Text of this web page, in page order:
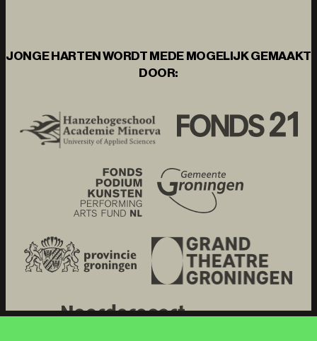
JONGE HARTEN WORDT MEDE MOGELIJK GEMAAKT
DOOR: